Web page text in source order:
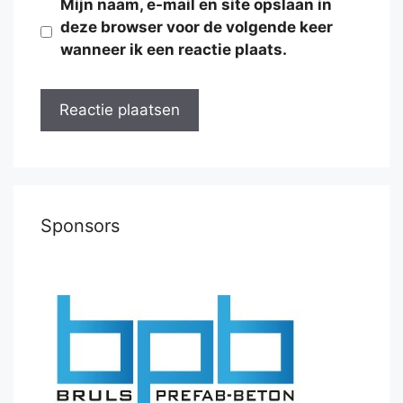
Mijn naam, e-mail en site opslaan in
deze browser voor de volgende keer
wanneer ik een reactie plaats.
Sponsors